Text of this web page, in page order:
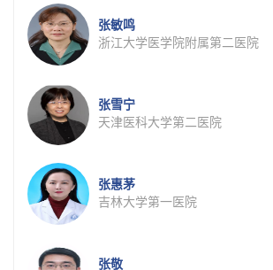
张敏鸣
浙江大学医学院附属第二医院
张雪宁
天津医科大学第二医院
张惠茅
吉林大学第一医院
张敬